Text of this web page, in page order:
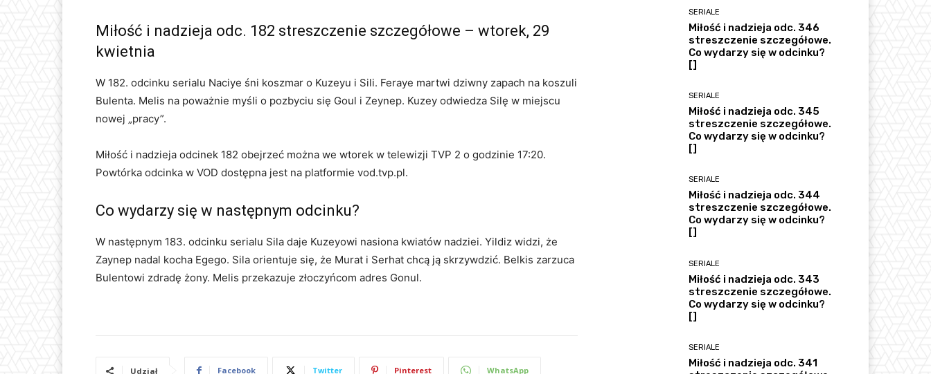
Miłość i nadzieja odc. 182 streszczenie szczegółowe – wtorek, 29
kwietnia
W 182. odcinku serialu Naciye śni koszmar o Kuzeyu i Sili. Feraye martwi dziwny zapach na koszuli
Bulenta. Melis na poważnie myśli o pozbyciu się Goul i Zeynep. Kuzey odwiedza Silę w miejscu
nowej „pracy”.
Miłość i nadzieja odcinek 182 obejrzeć można we wtorek w telewizji TVP 2 o godzinie 17:20.
Powtórka odcinka w VOD dostępna jest na platformie vod.tvp.pl.
Co wydarzy się w następnym odcinku?
W następnym 183. odcinku serialu Sila daje Kuzeyowi nasiona kwiatów nadziei. Yildiz widzi, że
Zaynep nadal kocha Egego. Sila orientuje się, że Murat i Serhat chcą ją skrzywdzić. Belkis zarzuca
Bulentowi zdradę żony. Melis przekazuje złoczyńcom adres Gonul.
Udział Facebook Twitter Pinterest WhatsApp
SERIALE
Miłość i nadzieja odc. 346
streszczenie szczegółowe.
Co wydarzy się w odcinku?
[]
SERIALE
Miłość i nadzieja odc. 345
streszczenie szczegółowe.
Co wydarzy się w odcinku?
[]
SERIALE
Miłość i nadzieja odc. 344
streszczenie szczegółowe.
Co wydarzy się w odcinku?
[]
SERIALE
Miłość i nadzieja odc. 343
streszczenie szczegółowe.
Co wydarzy się w odcinku?
[]
SERIALE
Miłość i nadzieja odc. 341